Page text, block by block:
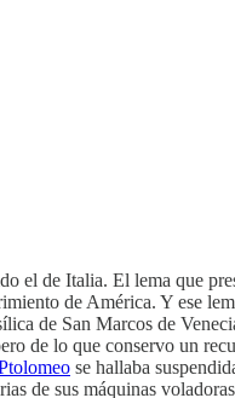
el de Italia. El lema que
de América. Y ese
de San Marcos de
de lo que conservo un
se hallaba
de sus máquinas